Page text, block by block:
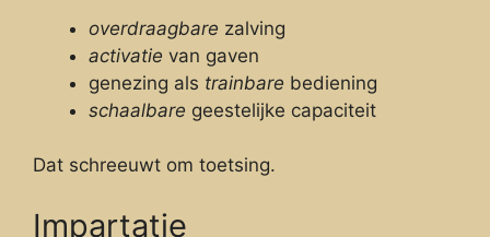
overdraagbare zalving
activatie van gaven
genezing als trainbare bediening
schaalbare geestelijke capaciteit
Dat schreeuwt om toetsing.
Impartatie